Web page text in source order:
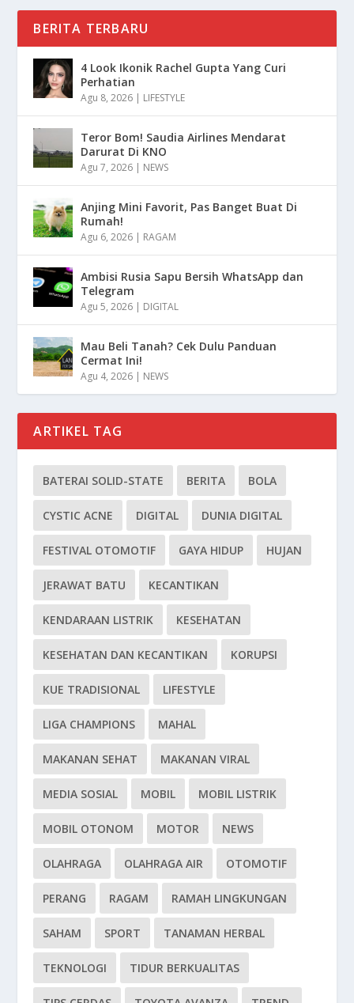
BERITA TERBARU
4 Look Ikonik Rachel Gupta Yang Curi
Perhatian
Agu 8, 2026 | LIFESTYLE
Teror Bom! Saudia Airlines Mendarat
Darurat Di KNO
Agu 7, 2026 | NEWS
Anjing Mini Favorit, Pas Banget Buat Di
Rumah!
Agu 6, 2026 | RAGAM
Ambisi Rusia Sapu Bersih WhatsApp dan
Telegram
Agu 5, 2026 | DIGITAL
Mau Beli Tanah? Cek Dulu Panduan
Cermat Ini!
Agu 4, 2026 | NEWS
ARTIKEL TAG
BATERAI SOLID-STATE BERITA BOLA
CYSTIC ACNE DIGITAL DUNIA DIGITAL
FESTIVAL OTOMOTIF GAYA HIDUP HUJAN
JERAWAT BATU KECANTIKAN
KENDARAAN LISTRIK KESEHATAN
KESEHATAN DAN KECANTIKAN KORUPSI
KUE TRADISIONAL LIFESTYLE
LIGA CHAMPIONS MAHAL
MAKANAN SEHAT MAKANAN VIRAL
MEDIA SOSIAL MOBIL MOBIL LISTRIK
MOBIL OTONOM MOTOR NEWS
OLAHRAGA OLAHRAGA AIR OTOMOTIF
PERANG RAGAM RAMAH LINGKUNGAN
SAHAM SPORT TANAMAN HERBAL
TEKNOLOGI TIDUR BERKUALITAS